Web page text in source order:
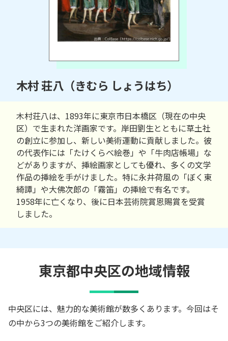
木村 荘八（きむら しょうはち）
木村荘八は、1893年に東京市日本橋区（現在の中央
区）で生まれた洋画家です。岸田劉生とともに草土社
の創立に参加し、新しい美術運動に貢献しました。彼
の代表作には「たけくらべ絵巻」や「牛肉店帳場」な
どがありますが、挿絵画家としても優れ、多くの文学
作品の挿絵を手がけました。特に永井荷風の「ぼく東
綺譚」や大佛次郎の「霧笛」の挿絵で有名です。
1958年に亡くなり、後に日本芸術院賞恩賜賞を受賞
しました。
東京都中央区の地域情報
中央区には、魅力的な美術館が数多くあります。今回はそ
の中から3つの美術館をご紹介します。